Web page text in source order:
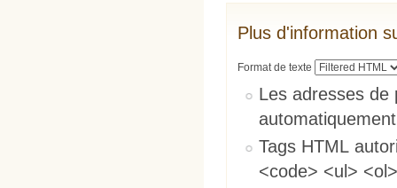
Plus d'information
Format de texte
Les adresses de
Tags HTML
<code> <ul>